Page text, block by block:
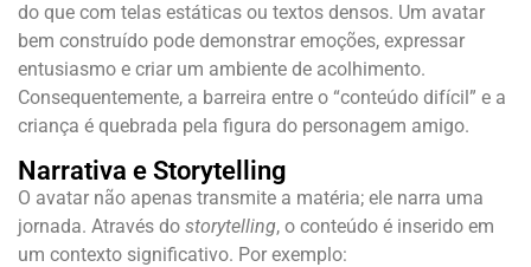
do que com telas estáticas ou textos densos. Um avatar
bem construído pode demonstrar emoções, expressar
entusiasmo e criar um ambiente de acolhimento.
Consequentemente, a barreira entre o “conteúdo difícil” e a
criança é quebrada pela figura do personagem amigo.
Narrativa e Storytelling
O avatar não apenas transmite a matéria; ele narra uma
jornada. Através do storytelling, o conteúdo é inserido em
um contexto significativo. Por exemplo: